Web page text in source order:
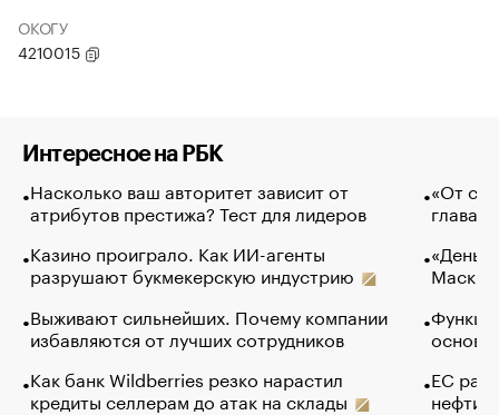
ОКОГУ
4210015
Интересное на РБК
Насколько ваш авторитет зависит от
атрибутов престижа? Тест для лидеров
Казино проиграло. Как ИИ-агенты
разрушают букмекерскую индустрию
Выживают сильнейших. Почему компании
избавляются от лучших сотрудников
Как банк Wildberries резко нарастил
кредиты селлерам до атак на склады
«От
глава
Маск в
основ
ЕС
нефти